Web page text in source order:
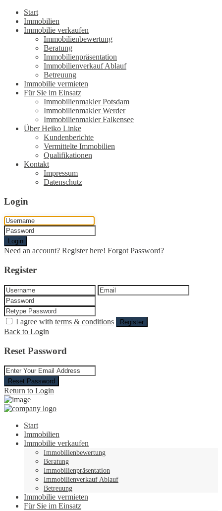
Start
Immobilien
Immobilie verkaufen
Immobilienbewertung
Beratung
Immobilienpräsentation
Immobilienverkauf Ablauf
Betreuung
Immobilie vermieten
Für Sie im Einsatz
Immobilienmakler Potsdam
Immobilienmakler Werder
Immobilienmakler Falkensee
Über Heiko Linke
Kundenberichte
Vermittelte Immobilien
Qualifikationen
Kontakt
Impressum
Datenschutz
Login
Login
Need an account? Register here! Forgot Password?
Register
I agree with terms & conditions Register
Back to Login
Reset Password
Reset Password
Return to Login
Start
Immobilien
Immobilie verkaufen
Immobilienbewertung
Beratung
Immobilienpräsentation
Immobilienverkauf Ablauf
Betreuung
Immobilie vermieten
Für Sie im Einsatz